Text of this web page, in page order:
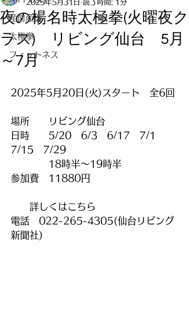
産前産後
太極拳
フィットネス
夜の楊名時太極拳(火曜夜ク
ラス) リビング仙台 5月
～7月
2025年5月31日 読了時間: 1分
2025年5月20日(火)スタート　全6回
場所　　リビング仙台
日時　　5/20　6/3　6/17　7/1
7/15　7/29
18時半～19時半
参加費　11880円
詳しくはこちら
電話　022-265-4305(仙台リビング
新聞社)